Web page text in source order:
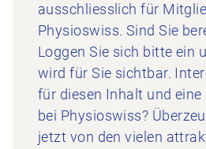
ausschliesslich für
Physioswiss. Sind Sie
Loggen Sie sich bitte ein
wird für Sie sichtbar.
für diesen Inhalt und
bei Physioswiss?
jetzt von den vielen